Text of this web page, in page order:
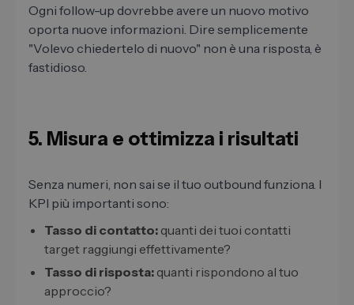
Ogni follow-up dovrebbe avere un nuovo motivo
oporta nuove informazioni. Dire semplicemente
"Volevo chiedertelo di nuovo" non è una risposta, è
fastidioso.
5. Misura e ottimizza i risultati
Senza numeri, non sai se il tuo outbound funziona. I
KPI più importanti sono:
Tasso di contatto: quanti dei tuoi contatti
target raggiungi effettivamente?
Tasso di risposta: quanti rispondono al tuo
approccio?